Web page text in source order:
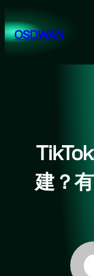
至
内OSDWAN
建？